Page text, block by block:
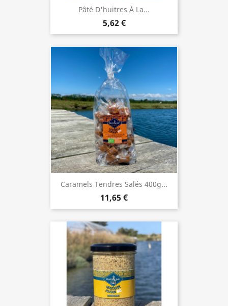
Pâté D'huitres À La...
5,62 €
Caramels Tendres Salés 400g...
11,65 €